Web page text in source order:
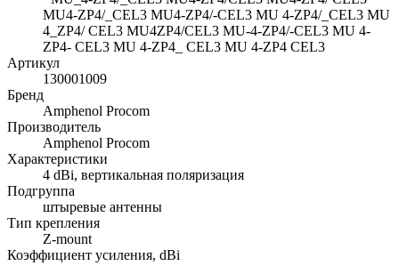
MU4-ZP4/_CEL3 MU4-ZP4/-CEL3 MU 4-ZP4/_CEL3 MU
4_ZP4/ CEL3 MU4ZP4/CEL3 MU-4-ZP4/-CEL3 MU 4-
ZP4- CEL3 MU 4-ZP4_ CEL3 MU 4-ZP4 CEL3
Артикул
130001009
Бренд
Amphenol Procom
Производитель
Amphenol Procom
Характеристики
4 dBi, вертикальная поляризация
Подгруппа
штыревые антенны
Тип крепления
Z-mount
Коэффициент усиления, dBi